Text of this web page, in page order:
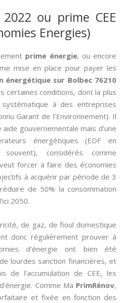
ou prime CEE
Energies)
prime énergie, ou encore
mise en place pour payer les
sur Bolbec 76210
certaines conditions, dont la plus
à des entreprises
Garant de l’Environnement). Il
aide gouvernementale mais d’une
énergétiques (EDF en
considérés comme
forcer à faire des économies
à acquérir par période de 3
de 50% la consommation
2050.
de gaz, de fioul domestique
donc régulièrement prouver à
d’énergie ont bien été
lourdes sanction financières, et
l’accumulation de CEE, les
Comme Ma PrimRénov,
et fixée en fonction des